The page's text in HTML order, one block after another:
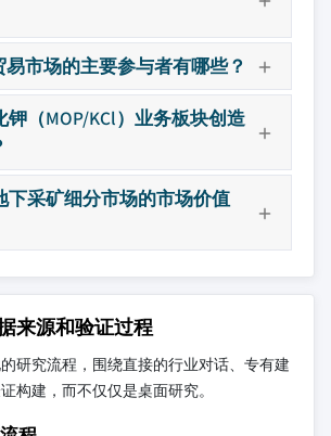
市场的主要参与者有哪些？
钾（MOP/KCl）业务板块创造
下采矿细分市场的市场价值
来源和验证过程
研究流程，围绕直接的行业对话、专有建
构建，而不仅仅是桌面研究。